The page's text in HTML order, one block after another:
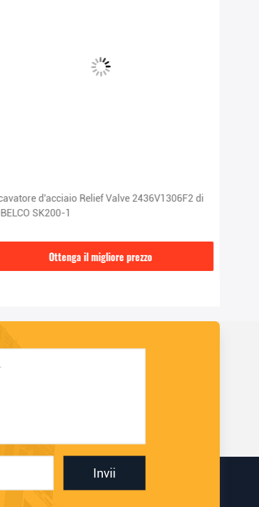
d'acciaio Relief Valve 2436V1306F2 di
SK200-1
Ottenga il migliore prezzo
Invii